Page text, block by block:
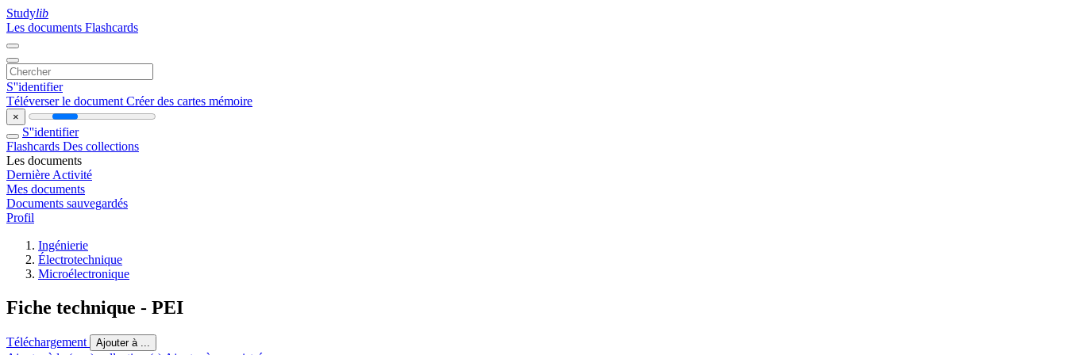
Studylib
Les documents Flashcards
S''identifier
Téléverser le document Créer des cartes mémoire
×
S''identifier
Flashcards Des collections
Les documents
Dernière Activité
Mes documents
Documents sauvegardés
Profil
Ingénierie
Électrotechnique
Microélectronique
Fiche technique - PEI
Téléchargement Ajouter à ...